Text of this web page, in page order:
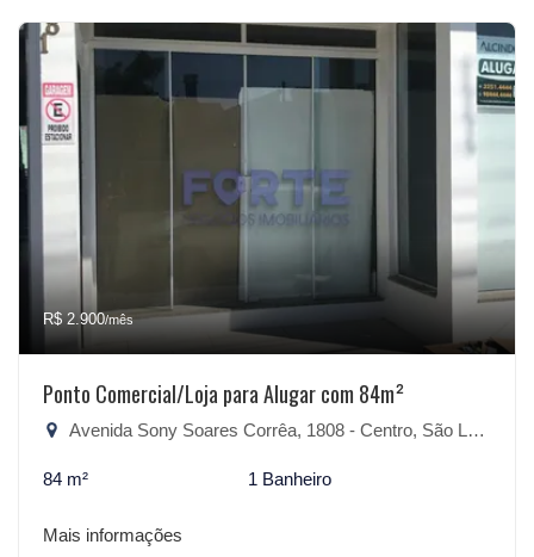
R$ 2.900/mês
Ponto Comercial/Loja para Alugar com 84m²
Avenida Sony Soares Corrêa, 1808 - Centro, São Lourenço do Sul-RS
84 m² 1 Banheiro
Mais informações